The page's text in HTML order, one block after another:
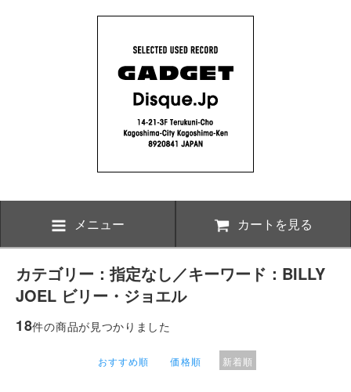
メニュー カートを見る
カテゴリー：指定なし／キーワード：BILLY
JOEL ビリー・ジョエル
18件の商品が見つかりました
おすすめ順 価格順 新着順